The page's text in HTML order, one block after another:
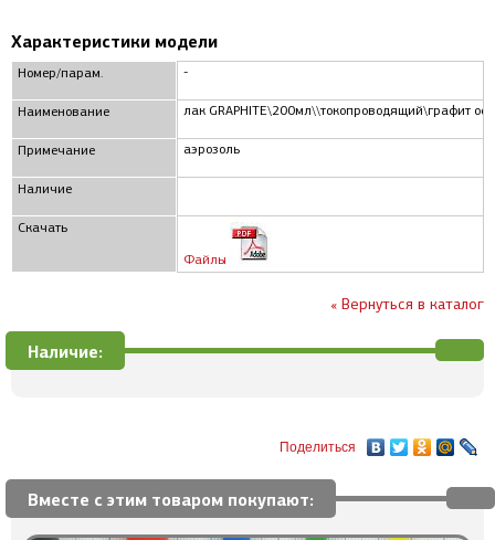
Характеристики модели
Номер/парам.
Наименование
Примечание
Наличие
Скачать
-
лак GRAPHITE\200мл\\токопроводящий\графит
аэрозоль
Файлы
« Вернуться в каталог
Наличие:
Поделиться
Вместе с этим товаром покупают: